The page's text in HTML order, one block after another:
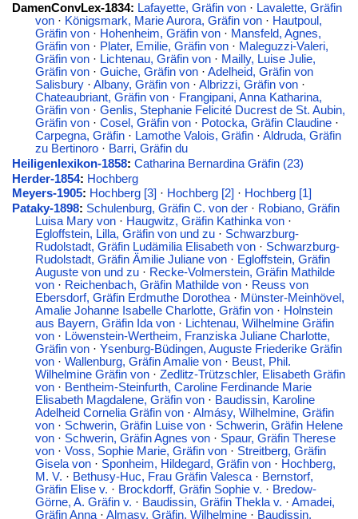
DamenConvLex-1834: Lafayette, Gräfin von· Lavalette, Gräfin
von· Königsmark, Marie Aurora, Gräfin von· Hautpoul,
Gräfin von· Hohenheim, Gräfin von· Mansfeld, Agnes,
Gräfin von· Plater, Emilie, Gräfin von· Maleguzzi-Valeri,
Gräfin von· Lichtenau, Gräfin von· Mailly, Luise Julie,
Gräfin von· Guiche, Gräfin von· Adelheid, Gräfin von
Salisbury· Albany, Gräfin von· Albrizzi, Gräfin von·
Chateaubriant, Gräfin von· Frangipani, Anna Katharina,
Gräfin von· Genlis, Stephanie Felicité Ducrest de St. Aubin,
Gräfin von· Cosel, Gräfin von· Potocka, Gräfin Claudine·
Carpegna, Gräfin· Lamothe Valois, Gräfin· Aldruda, Gräfin
zu Bertinoro· Barri, Gräfin du
Heiligenlexikon-1858: Catharina Bernardina Gräfin (23)
Herder-1854: Hochberg
Meyers-1905: Hochberg [3] · Hochberg [2] · Hochberg [1]
Pataky-1898: Schulenburg, Gräfin C. von der· Robiano, Gräfin
Luisa Mary von· Haugwitz, Gräfin Kathinka von·
Egloffstein, Lilla, Gräfin von und zu· Schwarzburg-
Rudolstadt, Gräfin Ludämilia Elisabeth von· Schwarzburg-
Rudolstadt, Gräfin Ämilie Juliane von· Egloffstein, Gräfin
Auguste von und zu· Recke-Volmerstein, Gräfin Mathilde
von· Reichenbach, Gräfin Mathilde von· Reuss von
Ebersdorf, Gräfin Erdmuthe Dorothea· Münster-Meinhövel,
Amalie Johanne Isabelle Charlotte, Gräfin von· Holnstein
aus Bayern, Gräfin Ida von· Lichtenau, Wilhelmine Gräfin
von· Löwenstein-Wertheim, Franziska Juliane Charlotte,
Gräfin von· Ysenburg-Büdingen, Auguste Friederike Gräfin
von· Wallenburg, Gräfin Amalie von· Beust, Phil.
Wilhelmine Gräfin von· Zedlitz-Trützschler, Elisabeth Gräfin
von· Bentheim-Steinfurth, Caroline Ferdinande Marie
Elisabeth Magdalene, Gräfin von· Baudissin, Karoline
Adelheid Cornelia Gräfin von· Almásy, Wilhelmine, Gräfin
von· Schwerin, Gräfin Luise von· Schwerin, Gräfin Helene
von· Schwerin, Gräfin Agnes von· Spaur, Gräfin Therese
von· Voss, Sophie Marie, Gräfin von· Streitberg, Gräfin
Gisela von· Sponheim, Hildegard, Gräfin von· Hochberg,
M. V. · Bethusy-Huc, Frau Gräfin Valesca· Bernstorf,
Gräfin Elise v. · Brockdorff, Gräfin Sophie v. · Bredow-
Görne, A. Gräfin v. · Baudissin, Gräfin Thekla v. · Amadei,
Gräfin Anna· Almasy, Gräfin, Wilhelmine· Baudissin,